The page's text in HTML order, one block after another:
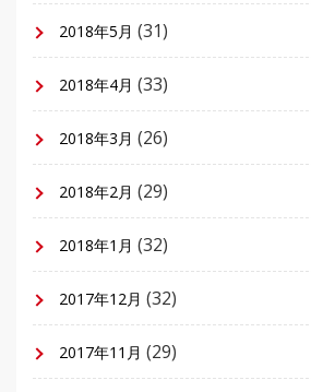
2018年5月 (31)
2018年4月 (33)
2018年3月 (26)
2018年2月 (29)
2018年1月 (32)
2017年12月 (32)
2017年11月 (29)